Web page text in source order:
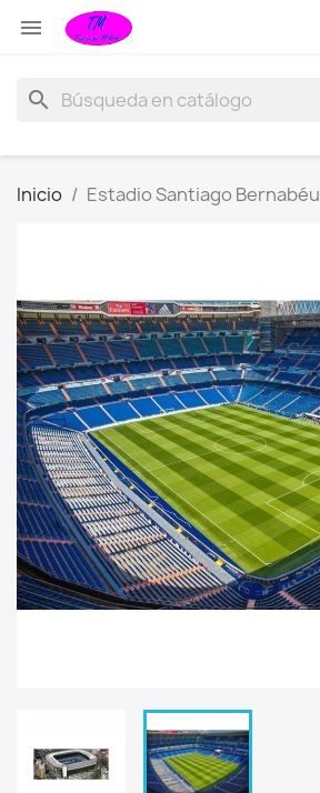

search
Inicio Estadio Santiago Bernabéu